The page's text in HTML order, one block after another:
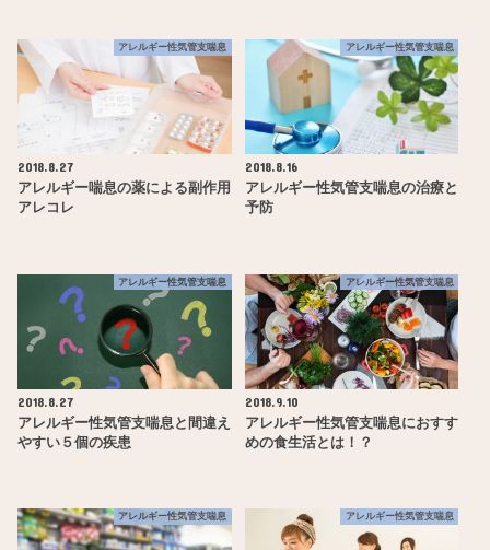
アレルギー性気管支喘息
2018.8.27
アレルギー喘息の薬による副作用
アレコレ
アレルギー性気管支喘息
2018.8.16
アレルギー性気管支喘息の治療と
予防
アレルギー性気管支喘息
2018.8.27
アレルギー性気管支喘息と間違え
やすい５個の疾患
アレルギー性気管支喘息
2018.9.10
アレルギー性気管支喘息におすす
めの食生活とは！？
アレルギー性気管支喘息 アレルギー性気管支喘息